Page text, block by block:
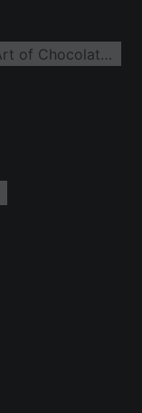
Industriegebiet Almosenberg mit Art of Chocolate Wertheim und WAREMA Sun Forum